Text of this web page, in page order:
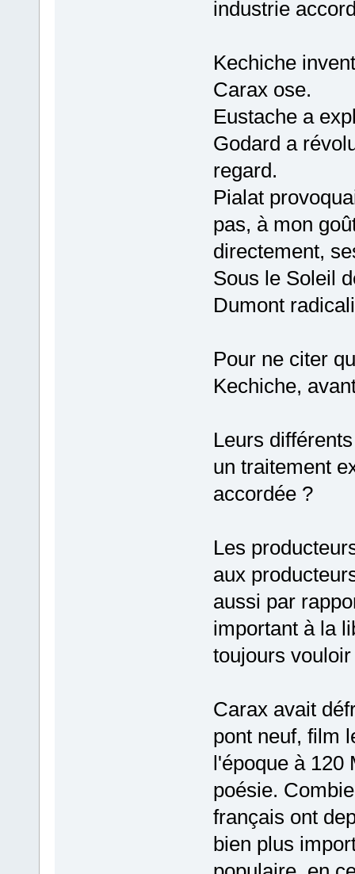
industrie
Kechiche
Carax ose.
Eustache a
Godard a
regard.
Pialat
pas, à mon
directement,
Sous le Soleil
Dumont
Pour ne citer
Kechiche,
Leurs
un traitement
accordée ?
Les
aux
aussi par
important à la
toujours
Carax avait
pont neuf, film
l'époque à 120
poésie.
français ont
bien plus